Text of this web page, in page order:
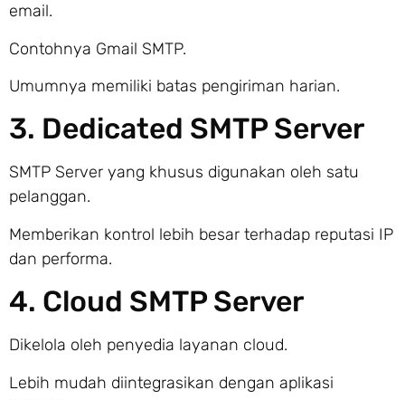
email.
Contohnya Gmail SMTP.
Umumnya memiliki batas pengiriman harian.
3. Dedicated SMTP Server
SMTP Server yang khusus digunakan oleh satu
pelanggan.
Memberikan kontrol lebih besar terhadap reputasi IP
dan performa.
4. Cloud SMTP Server
Dikelola oleh penyedia layanan cloud.
Lebih mudah diintegrasikan dengan aplikasi